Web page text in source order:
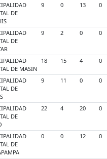
DE
9 0 13 0
DE
9 2 0 0
DE MASIN
18 15 4 0
DE
9 11 0 0
DE
22 4 20 0
DE
0 0 12 0